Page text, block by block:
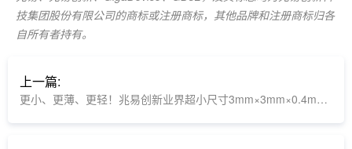
技集团股份有限公司的商标或注册商标，其他品牌和注册商标归各
自所有者持有。
上一篇:
更小、更薄、更轻！兆易创新业界超小尺寸3mm×3mm×0.4mm FO-USON8封装128Mb SPI NOR Flash面世！